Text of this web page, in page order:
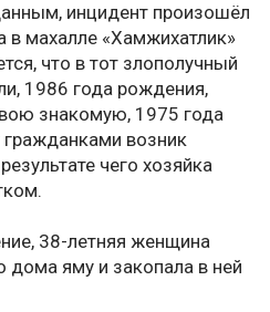
инцидент произошёл
в махалле «Хамжихатлик»
что в тот злополучный
1986 года рождения,
знакомую, 1975 года
возник
чего хозяйка
38-летняя женщина
дома яму и закопала в ней